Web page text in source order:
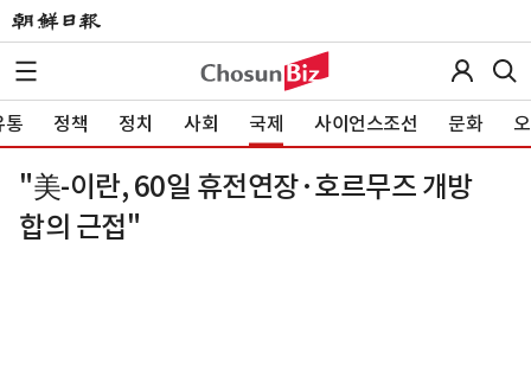
통 정책 정치 사회 국제 사이언스조선 문화
"美-이란, 60일 휴전연장·호르무즈 개방
합의 근접"